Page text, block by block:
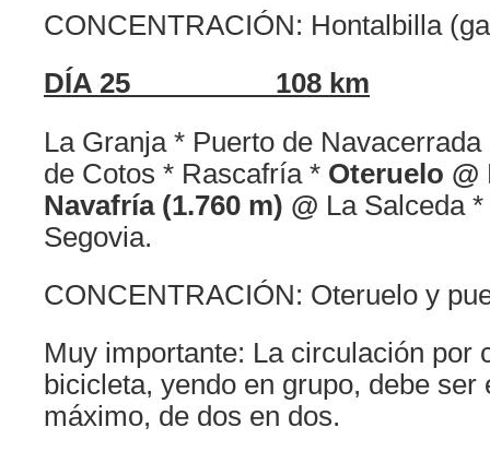
CONCENTRACIÓN: Hontalbilla
DÍA 25 108 km
La Granja * Puerto de
de Cotos * Rascafría * Oteruelo @
Navafría (1.760 m) @ La Salceda
Segovia.
CONCENTRACIÓN: Oteruelo y
Muy importante: La circulación por
bicicleta, yendo en grupo, debe ser
máximo, de dos en dos.